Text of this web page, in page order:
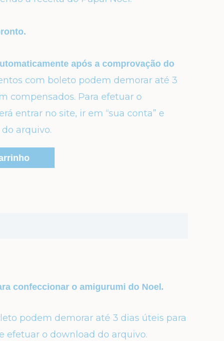
após a comprovação do
com boleto podem demorar até 3
compensados. Para efetuar o
entrar no site, ir em “sua conta” e
arquivo.
confeccionar o amigurumi do Noel .
podem demorar até 3 dias úteis para
efetuar o download do arquivo.